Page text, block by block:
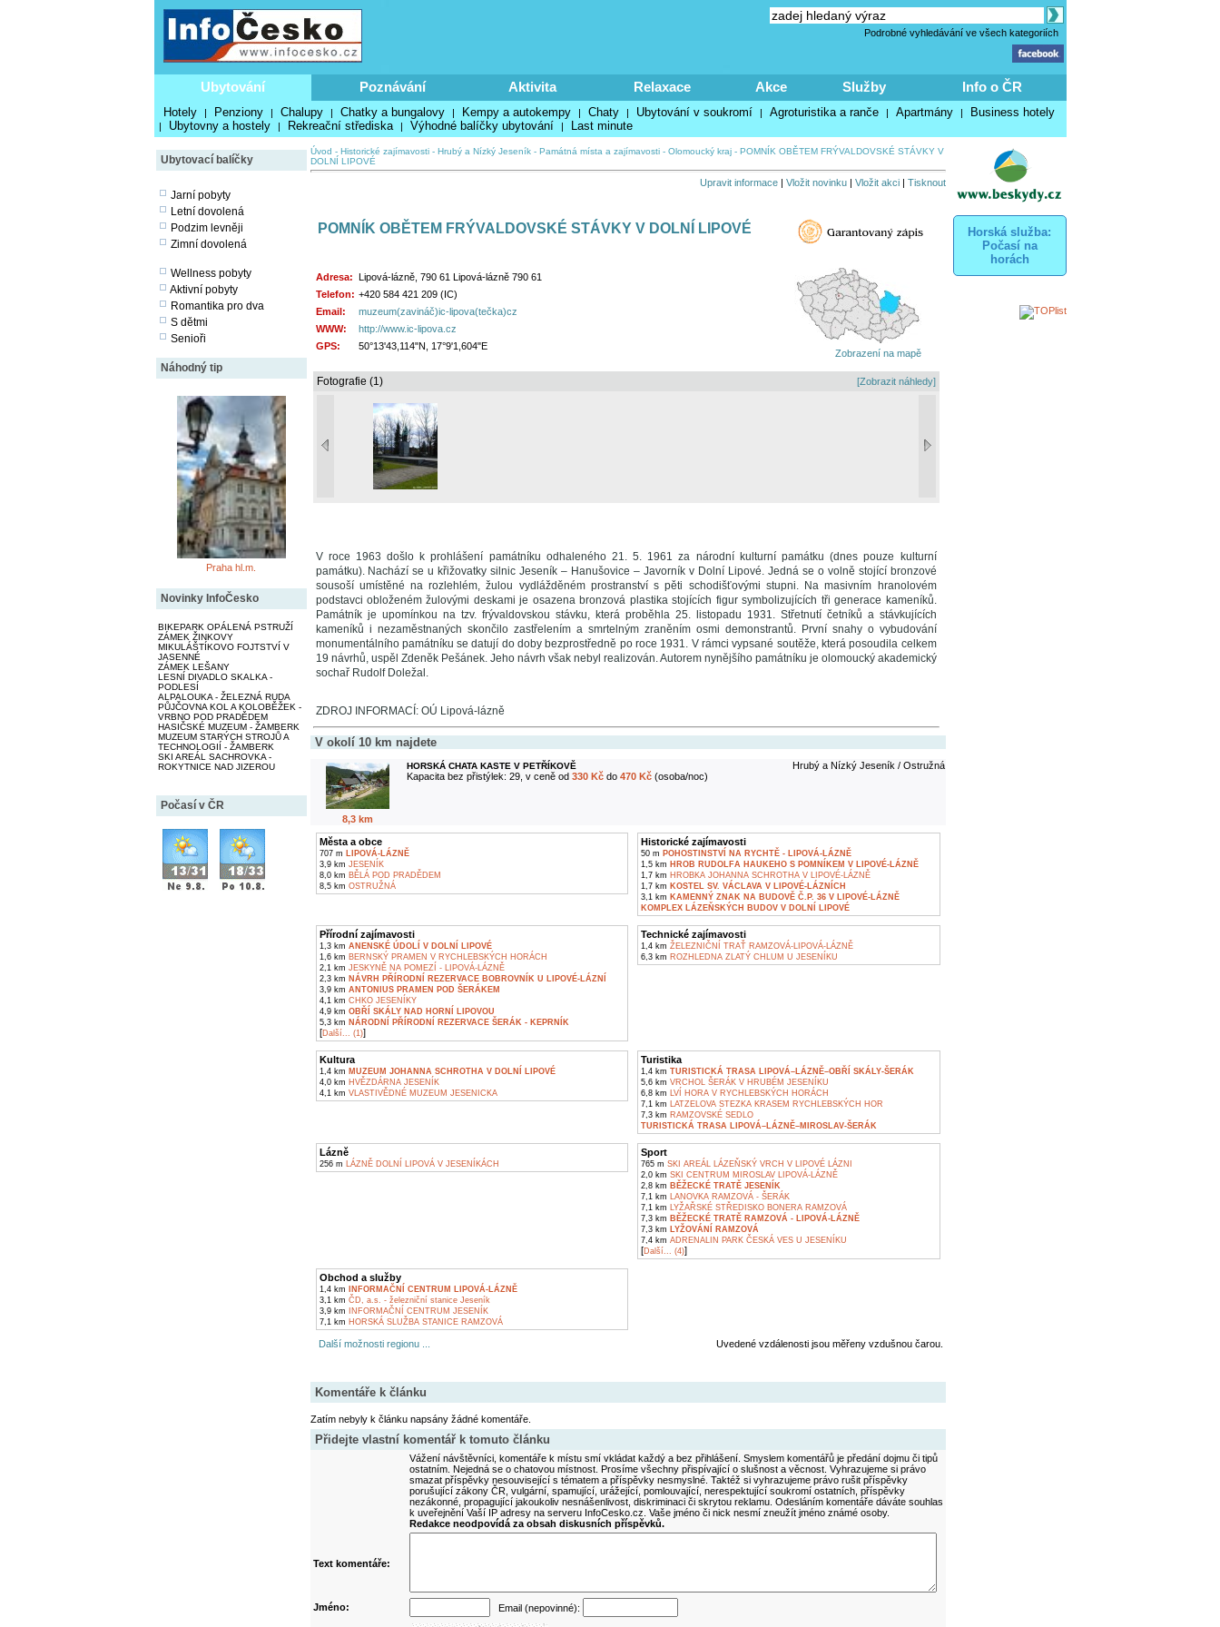
Podrobné vyhledávání ve všech kategoriích
Ubytování Poznávání Aktivita Relaxace Akce Služby Info o ČR
Hotely | Penziony | Chalupy | Chatky a bungalovy | Kempy a autokempy | Chaty | Ubytování v soukromí | Agroturistika a ranče | Apartmány | Business hotely
| Ubytovny a hostely | Rekreační střediska | Výhodné balíčky ubytování | Last minute
Ubytovací balíčky
Jarní pobyty
Letní dovolená
Podzim levněji
Zimní dovolená
Wellness pobyty
Aktivní pobyty
Romantika pro dva
S dětmi
Senioři
Náhodný tip
Praha hl.m.
Novinky InfoČesko
BIKEPARK OPÁLENÁ PSTRUŽÍ
ZÁMEK ŽINKOVY
MIKULÁŠTÍKOVO FOJTSTVÍ V
JASENNÉ
ZÁMEK LEŠANY
LESNÍ DIVADLO SKALKA -
PODLESÍ
ALPALOUKA - ŽELEZNÁ RUDA
PŮJČOVNA KOL A KOLOBĚŽEK -
VRBNO POD PRADĚDEM
HASIČSKÉ MUZEUM - ŽAMBERK
MUZEUM STARÝCH STROJŮ A
TECHNOLOGIÍ - ŽAMBERK
SKI AREÁL SACHROVKA -
ROKYTNICE NAD JIZEROU
Počasí v ČR
Úvod - Historické zajímavosti- Hrubý a Nízký Jeseník- Památná místa a zajímavosti- Olomoucký kraj- POMNÍK OBĚTEM FRÝVALDOVSKÉ STÁVKY V
DOLNÍ LIPOVÉ
Upravit informace| Vložit novinku| Vložit akci| Tisknout
POMNÍK OBĚTEM FRÝVALDOVSKÉ STÁVKY V DOLNÍ LIPOVÉ
Adresa: Lipová-lázně, 790 61 Lipová-lázně 790 61
Telefon: +420 584 421 209 (IC)
Email:
muzeum(zavináč)ic-lipova(tečka)cz
WWW:
http://www.ic-lipova.cz
GPS:
50°13'43,114"N, 17°9'1,604"E
Zobrazení na mapě
Fotografie (1) [Zobrazit náhledy]
V roce 1963 došlo k prohlášení památníku odhaleného 21. 5. 1961 za národní kulturní památku (dnes pouze kulturní
památku). Nachází se u křižovatky silnic Jeseník – Hanušovice – Javorník v Dolní Lipové. Jedná se o volně stojící bronzové
sousoší umístěné na rozlehlém, žulou vydlážděném prostranství s pěti schodišťovými stupni. Na masivním hranolovém
podstavci obloženém žulovými deskami je osazena bronzová plastika stojících figur symbolizujících tři generace kameníků.
Památník je upomínkou na tzv. frývaldovskou stávku, která proběhla 25. listopadu 1931. Střetnutí četníků a stávkujících
kameníků i nezaměstnaných skončilo zastřelením a smrtelným zraněním osmi demonstrantů. První snahy o vybudování
monumentálního památníku se datují do doby bezprostředně po roce 1931. V rámci vypsané soutěže, která posoudila celkem
19 návrhů, uspěl Zdeněk Pešánek. Jeho návrh však nebyl realizován. Autorem nynějšího památníku je olomoucký akademický
sochař Rudolf Doležal.
ZDROJ INFORMACÍ: OÚ Lipová-lázně
V okolí 10 km najdete
8,3 km
HORSKÁ CHATA KASTE V PETŘÍKOVĚ
Hrubý a Nízký Jeseník / Ostružná
Kapacita bez přistýlek: 29, v ceně od 330 Kčdo 470 Kč(osoba/noc)
Města a obce
707 m LIPOVÁ-LÁZNĚ
3,9 km JESENÍK
8,0 km BĚLÁ POD PRADĚDEM
8,5 km OSTRUŽNÁ
Historické zajímavosti
50 m POHOSTINSTVÍ NA RYCHTĚ - LIPOVÁ-LÁZNĚ
1,5 km HROB RUDOLFA HAUKEHO S POMNÍKEM V LIPOVÉ-LÁZNĚ
1,7 km HROBKA JOHANNA SCHROTHA V LIPOVÉ-LÁZNĚ
1,7 km KOSTEL SV. VÁCLAVA V LIPOVÉ-LÁZNÍCH
3,1 km KAMENNÝ ZNAK NA BUDOVĚ Č.P. 36 V LIPOVÉ-LÁZNĚ
KOMPLEX LÁZEŇSKÝCH BUDOV V DOLNÍ LIPOVÉ
Přírodní zajímavosti
1,3 km ANENSKÉ ÚDOLÍ V DOLNÍ LIPOVÉ
1,6 km BERNSKÝ PRAMEN V RYCHLEBSKÝCH HORÁCH
2,1 km JESKYNĚ NA POMEZÍ - LIPOVÁ-LÁZNĚ
2,3 km NÁVRH PŘÍRODNÍ REZERVACE BOBROVNÍK U LIPOVÉ-LÁZNÍ
3,9 km ANTONIUS PRAMEN POD ŠERÁKEM
4,1 km CHKO JESENÍKY
4,9 km OBŘÍ SKÁLY NAD HORNÍ LIPOVOU
5,3 km NÁRODNÍ PŘÍRODNÍ REZERVACE ŠERÁK - KEPRNÍK
[Další... (1)]
Technické zajímavosti
1,4 km ŽELEZNIČNÍ TRAŤ RAMZOVÁ-LIPOVÁ-LÁZNĚ
6,3 km ROZHLEDNA ZLATÝ CHLUM U JESENÍKU
Kultura
1,4 km MUZEUM JOHANNA SCHROTHA V DOLNÍ LIPOVÉ
4,0 km HVĚZDÁRNA JESENÍK
4,1 km VLASTIVĚDNÉ MUZEUM JESENICKA
Turistika
1,4 km TURISTICKÁ TRASA LIPOVÁ–LÁZNĚ–OBŘÍ SKÁLY-ŠERÁK
5,6 km VRCHOL ŠERÁK V HRUBÉM JESENÍKU
6,8 km LVÍ HORA V RYCHLEBSKÝCH HORÁCH
7,1 km LATZELOVA STEZKA KRASEM RYCHLEBSKÝCH HOR
7,3 km RAMZOVSKÉ SEDLO
TURISTICKÁ TRASA LIPOVÁ–LÁZNĚ–MIROSLAV-ŠERÁK
Lázně
256 m LÁZNĚ DOLNÍ LIPOVÁ V JESENÍKÁCH
Sport
765 m SKI AREÁL LÁZEŇSKÝ VRCH V LIPOVÉ LÁZNI
2,0 km SKI CENTRUM MIROSLAV LIPOVÁ-LÁZNĚ
2,8 km BĚŽECKÉ TRATĚ JESENÍK
7,1 km LANOVKA RAMZOVÁ - ŠERÁK
7,1 km LYŽAŘSKÉ STŘEDISKO BONERA RAMZOVÁ
7,3 km BĚŽECKÉ TRATĚ RAMZOVÁ - LIPOVÁ-LÁZNĚ
7,3 km LYŽOVÁNÍ RAMZOVÁ
7,4 km ADRENALIN PARK ČESKÁ VES U JESENÍKU
[Další... (4)]
Obchod a služby
1,4 km
INFORMAČNÍ CENTRUM LIPOVÁ-LÁZNĚ
3,1 km ČD, a.s. - železniční stanice Jeseník
3,9 km INFORMAČNÍ CENTRUM JESENÍK
7,1 km HORSKÁ SLUŽBA STANICE RAMZOVÁ
Další možnosti regionu ... Uvedené vzdálenosti jsou měřeny vzdušnou čarou.
Komentáře k článku
Zatím nebyly k článku napsány žádné komentáře.
Přidejte vlastní komentář k tomuto článku
Vážení návštěvníci, komentáře k místu smí vkládat každý a bez přihlášení. Smyslem komentářů je předání dojmu či tipů
ostatním. Nejedná se o chatovou místnost. Prosíme všechny přispívající o slušnost a věcnost. Vyhrazujeme si právo
smazat příspěvky nesouvisející s tématem a příspěvky nesmyslné. Taktéž si vyhrazujeme právo rušit příspěvky
porušující zákony ČR, vulgární, spamující, urážející, pomlouvající, nerespektující soukromí ostatních, příspěvky
nezákonné, propagující jakoukoliv nesnášenlivost, diskriminaci či skrytou reklamu. Odesláním komentáře dáváte souhlas
k uveřejnění Vaší IP adresy na serveru InfoCesko.cz. Vaše jméno či nick nesmí zneužít jméno známé osoby.
Redakce neodpovídá za obsah diskusních příspěvků.
Text komentáře:
Jméno: Email (nepovinné):
Horská služba:
Počasí na
horách